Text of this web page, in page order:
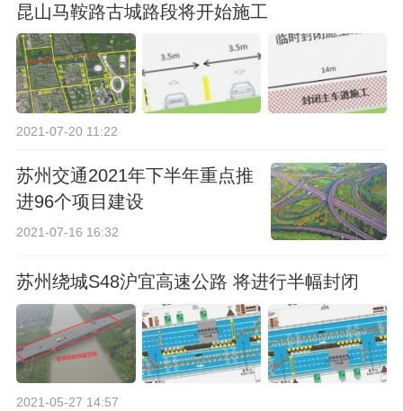
昆山马鞍路古城路段将开始施工
2021-07-20 11:22
苏州交通2021年下半年重点推
进96个项目建设
2021-07-16 16:32
苏州绕城S48沪宜高速公路 将进行半幅封闭
2021-05-27 14:57